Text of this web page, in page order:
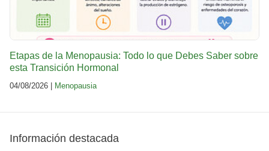
Etapas de la Menopausia: Todo lo que Debes Saber sobre
esta Transición Hormonal
04/08/2026 | Menopausia
Información destacada